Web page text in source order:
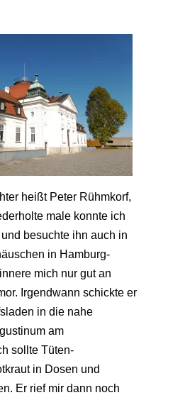
heißt Peter Rühmkorf,
male konnte ich
besuchte ihn auch in
in Hamburg-
mich nur gut an
Irgendwann schickte er
in die nahe
am
sollte Tüten-
in Dosen und
Er rief mir dann noch